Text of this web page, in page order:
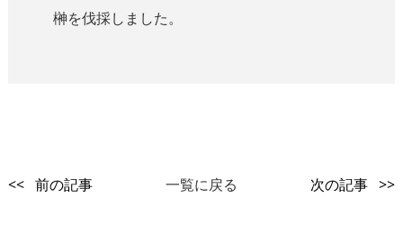
榊を伐採しました。
<< 前の記事 一覧に戻る 次の記事 >>